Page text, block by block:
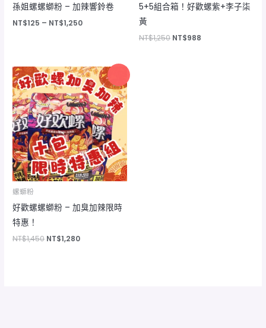
孫姐螺螺螄粉 – 加辣響鈴卷
NT$125 – NT$1,250
5+5組合箱！好歡螺紫+李子柒
黃
NT$1,250 NT$988
螺螄粉
好歡螺螺螄粉 – 加臭加辣限時
特惠！
NT$1,450
原
始
價
格：
NT$1,450。
NT$1,280
目
前
價
格：
NT$1,280。